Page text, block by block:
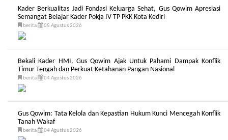
Kader Berkualitas Jadi Fondasi Keluarga Sehat, Gus Qowim Apresiasi
Semangat Belajar Kader Pokja IV TP PKK Kota Kediri
berita 05 Agustus 2026
Bekali Kader HMI, Gus Qowim Ajak Untuk Pahami Dampak Konflik
Timur Tengah dan Perkuat Ketahanan Pangan Nasional
berita 04 Agustus 2026
Gus Qowim: Tata Kelola dan Kepastian Hukum Kunci Mencegah Konflik
Tanah Wakaf
berita 04 Agustus 2026